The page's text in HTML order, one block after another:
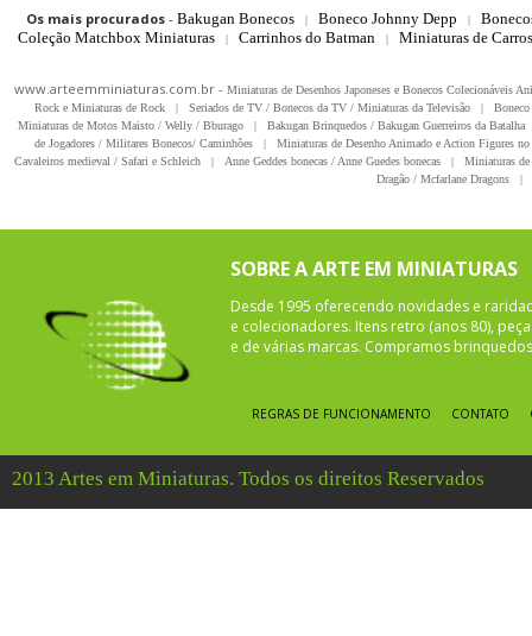
Os mais procurados- Bakugan Bonecos | Boneco Johnny Depp |
Coleção Matchbox Miniaturas
| Carrinhos do Batman | Miniaturas de
www.arteemminiaturas.com.br - Miniaturas de Desenhos Japoneses e Bonecos Colecionáveis
Rock e Miniaturas de Rock
| Seriados de TV / Bonecos da TV / Miniaturas da Televisão |
Miniaturas de Motos Maisto / Welly / Bburago
| Bakugan Brinquedos / Bakugan Guerreiros da Batalha
de Jogadores / Militares Bonecos/ Caminhões
|
Miniaturas de Desenho Animado e Action Figures
Cavaleiros medieval / Safari e Schleich
| Anne Geddes bonecas / Anne Guedes bonecas |
Miniaturas
Dragão / Mcfarlane Dragons
|
SOBRE A ARTE EM MINIATURAS
Desde 1995 oferecendo novidades e
e colecionadores. Itens retro (anos 80),
e de várias marcas. Compramos
REGRAS DE FUNCIONAMENTO CONTATO
2013 Artes em Miniaturas. Todos os direitos Reservados